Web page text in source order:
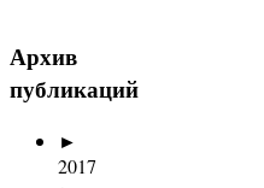
Архив
публикаций
►
2017